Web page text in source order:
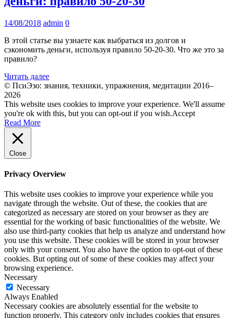
14/08/2018 admin 0
В этой статье вы узнаете как выбраться из долгов и
сэкономить деньги, используя правило 50-20-30. Что же это за
правило?
Читать далее
© ПсиЭзо: знания, техники, упражнения, медитации 2016–
2026
This website uses cookies to improve your experience. We'll assume
you're ok with this, but you can opt-out if you wish.Accept
Read More
Close
Privacy Overview
This website uses cookies to improve your experience while you
navigate through the website. Out of these, the cookies that are
categorized as necessary are stored on your browser as they are
essential for the working of basic functionalities of the website. We
also use third-party cookies that help us analyze and understand how
you use this website. These cookies will be stored in your browser
only with your consent. You also have the option to opt-out of these
cookies. But opting out of some of these cookies may affect your
browsing experience.
Necessary
Necessary
Always Enabled
Necessary cookies are absolutely essential for the website to
function properly. This category only includes cookies that ensures